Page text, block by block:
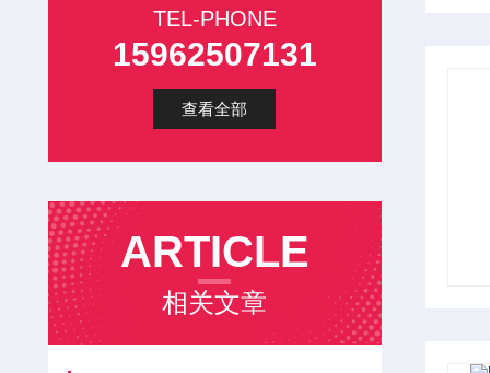
TEL-PHONE
15962507131
查看全部
ARTICLE
相关文章